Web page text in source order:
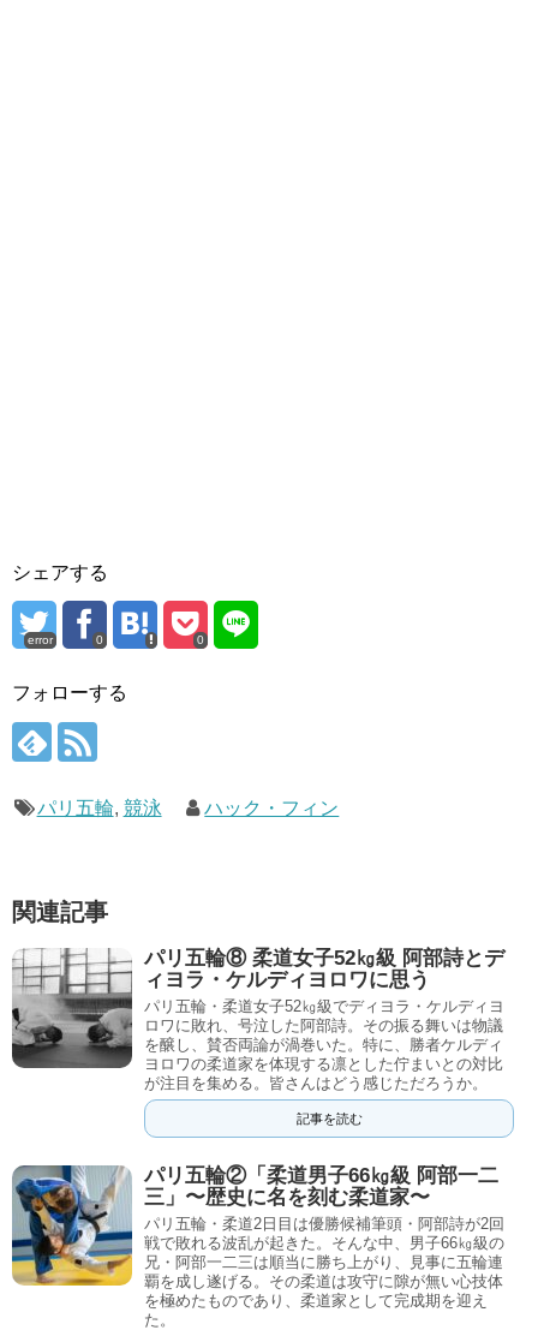
シェアする
error 0 0
フォローする
パリ五輪, 競泳 ハック・フィン
関連記事
パリ五輪⑧ 柔道女子52㎏級 阿部詩とデ
ィヨラ・ケルディヨロワに思う
パリ五輪・柔道女子52㎏級でディヨラ・ケルディヨ
ロワに敗れ、号泣した阿部詩。その振る舞いは物議
を醸し、賛否両論が渦巻いた。特に、勝者ケルディ
ヨロワの柔道家を体現する凛とした佇まいとの対比
が注目を集める。皆さんはどう感じただろうか。
記事を読む
パリ五輪②「柔道男子66㎏級 阿部一二
三」〜歴史に名を刻む柔道家〜
パリ五輪・柔道2日目は優勝候補筆頭・阿部詩が2回
戦で敗れる波乱が起きた。そんな中、男子66㎏級の
兄・阿部一二三は順当に勝ち上がり、見事に五輪連
覇を成し遂げる。その柔道は攻守に隙が無い心技体
を極めたものであり、柔道家として完成期を迎え
た。